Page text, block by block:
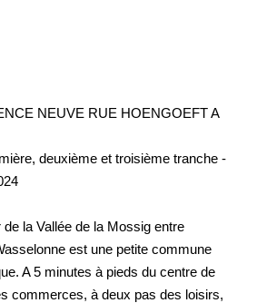
NEUVE RUE HOENGOEFT A
deuxième et troisième tranche -
la Vallée de la Mossig entre
est une petite commune
A 5 minutes à pieds du centre de
commerces, à deux pas des loisirs,